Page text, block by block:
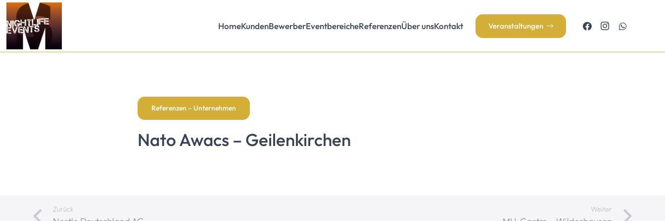
HomeKundenBewerberEventbereicheReferenzenÜber unsKontakt Veranstaltungen
Referenzen – Unternehmen
Nato Awacs – Geilenkirchen
Zurück Weiter